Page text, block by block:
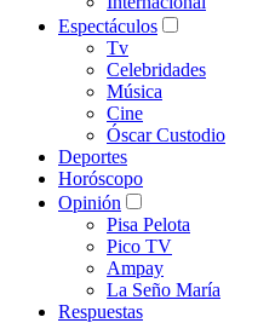
Espectáculos
Tv
Celebridades
Música
Cine
Óscar Custodio
Deportes
Horóscopo
Opinión
Pisa Pelota
Pico TV
Ampay
La Seño María
Respuestas